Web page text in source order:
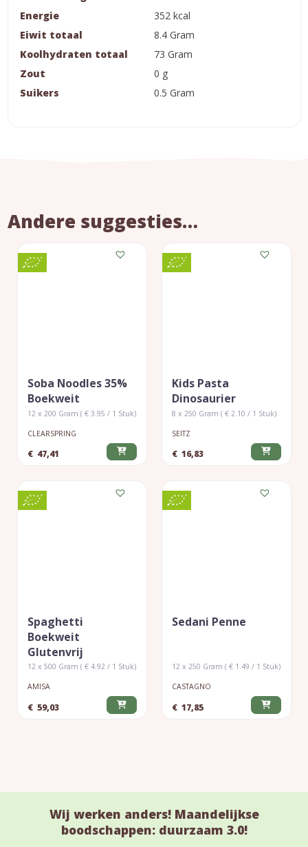
Energie
352 kcal
Eiwit totaal
8.4 Gram
Koolhydraten totaal
73 Gram
Zout
0 g
Suikers
0.5 Gram
Andere suggesties…
Soba Noodles 35%
Boekweit
12 x 200 Gram ( € 3.95 / 1 Stuk)
CLEARSPRING
€ 47,41
Kids Pasta
Dinosaurier
8 x 250 Gram ( € 2.10 / 1 Stuk)
SEITZ
€ 16,83
Spaghetti
Boekweit
Glutenvrij
12 x 500 Gram ( € 4.92 / 1 Stuk)
AMISA
€ 59,03
Sedani Penne
12 x 250 Gram ( € 1.49 / 1 Stuk)
CASTAGNO
€ 17,85
Wij werken anders! Maandelijkse
boodschappen: duurzaam 3.0!